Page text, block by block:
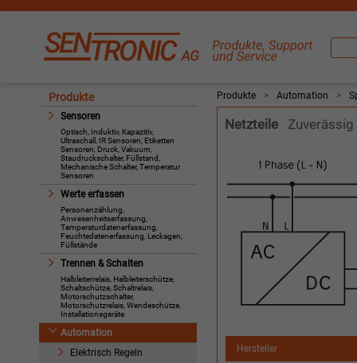
Produkte
Sensoren
Optisch, Induktiv, Kapazitiv,
Ultraschall, IR Sensoren, Etiketten
Sensoren, Druck, Vakuum,
Staudruckschalter, Füllstand,
Mechanische Schalter, Temperatur
Sensoren
Werte erfassen
Personenzählung,
Anwesenheitserfassung,
Temperaturdatenerfassung,
Feuchtedatenerfassung, Leckagen,
Füllstände
Trennen & Schalten
Halbleiterrelais, Halbleiterschütze,
Schaltschütze, Schaltrelais,
Motorschutzschalter,
Motorschutzrelais, Wendeschütze,
Installationsgeräte
Automation
Elektrisch Regeln
Produkte > Automation >
Netzteile Zuverässig
Hersteller